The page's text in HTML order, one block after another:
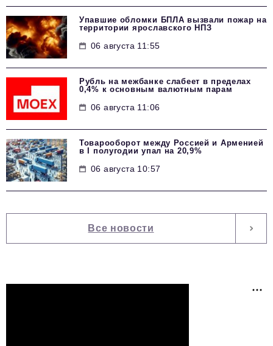
Упавшие обломки БПЛА вызвали пожар на
территории ярославского НПЗ
06 августа 11:55
Рубль на межбанке слабеет в пределах
0,4% к основным валютным парам
06 августа 11:06
Товарооборот между Россией и Арменией
в I полугодии упал на 20,9%
06 августа 10:57
Все новости